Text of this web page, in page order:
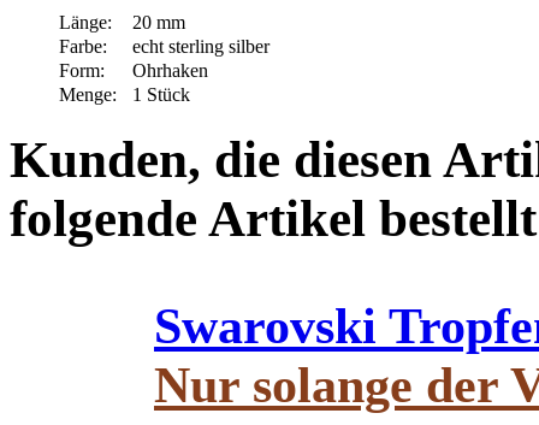
Länge:
20 mm
Farbe:
echt sterling silber
Form:
Ohrhaken
Menge:
1 Stück
Kunden, die diesen
folgende Artikel
Swarovski
Nur solange der